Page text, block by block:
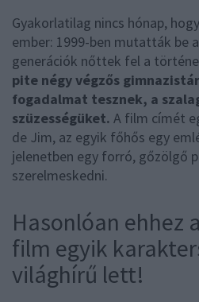
Gyakorlatilag nincs hónap,
ember: 1999-ben mutatták be
generációk nőttek fel a
pite négy végzős
fogadalmat tesznek, a
szüzességüket. A film címét
de Jim, az egyik főhős egy
jelenetben egy forró, gőzölgő
szerelmeskedni.
Hasonlóan ehhez
film egyik
világhírű lett!